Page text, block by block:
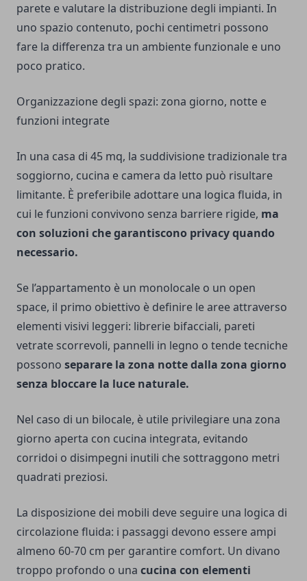
parete e valutare la distribuzione degli impianti. In
uno spazio contenuto, pochi centimetri possono
fare la differenza tra un ambiente funzionale e uno
poco pratico.
Organizzazione degli spazi: zona giorno, notte e
funzioni integrate
In una casa di 45 mq, la suddivisione tradizionale tra
soggiorno, cucina e camera da letto può risultare
limitante. È preferibile adottare una logica fluida, in
cui le funzioni convivono senza barriere rigide, ma
con soluzioni che garantiscono privacy quando
necessario.
Se l’appartamento è un monolocale o un open
space, il primo obiettivo è definire le aree attraverso
elementi visivi leggeri: librerie bifacciali, pareti
vetrate scorrevoli, pannelli in legno o tende tecniche
possono separare la zona notte dalla zona giorno
senza bloccare la luce naturale.
Nel caso di un bilocale, è utile privilegiare una zona
giorno aperta con cucina integrata, evitando
corridoi o disimpegni inutili che sottraggono metri
quadrati preziosi.
La disposizione dei mobili deve seguire una logica di
circolazione fluida: i passaggi devono essere ampi
almeno 60-70 cm per garantire comfort. Un divano
troppo profondo o una cucina con elementi